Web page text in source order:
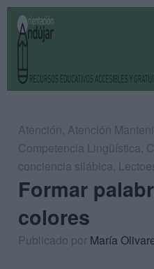
Atención, Atención
Competencia Lingüística,
conciencia silábica,
Formar
colores
Publicado por María